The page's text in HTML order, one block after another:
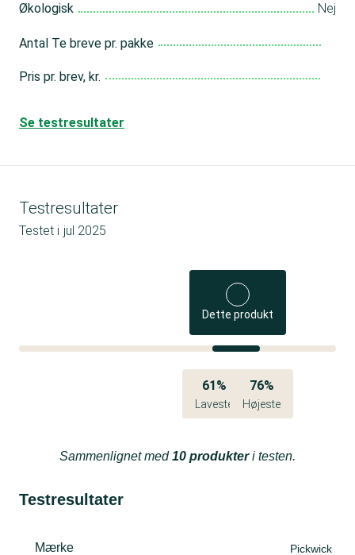
Økologisk Nej
Antal Te breve pr. pakke
Pris pr. brev, kr.
Se testresultater
Testresultater
Testet i jul 2025
Dette produkt
61%
Laveste
76%
Højeste
Sammenlignet med10 produkteri testen.
Testresultater
Mærke Pickwick